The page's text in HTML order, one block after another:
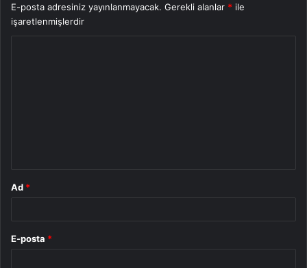
E-posta adresiniz yayınlanmayacak. Gerekli alanlar * ile
işaretlenmişlerdir
Ad *
E-posta *